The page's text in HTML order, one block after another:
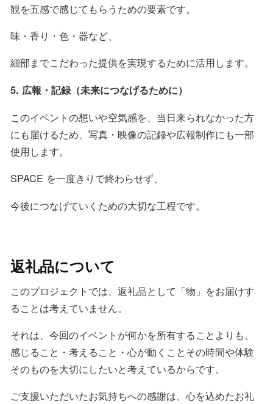
観を五感で感じてもらうための要素です。
味・香り・色・器など、
細部までこだわった提供を実現するために活用します。
5. 広報・記録（未来につなげるために）
このイベントの想いや空気感を、当日来られなかった方
にも届けるため、写真・映像の記録や広報制作にも一部
使用します。
SPACE を一度きりで終わらせず、
今後につなげていくための大切な工程です。
返礼品について
このプロジェクトでは、返礼品として「物」をお届けす
ることは考えていません。
それは、今回のイベントが何かを所有することよりも、
感じること・考えること・心が動くことその時間や体験
そのものを大切にしたいと考えているからです。
ご支援いただいたお気持ちへの感謝は、心を込めたお礼